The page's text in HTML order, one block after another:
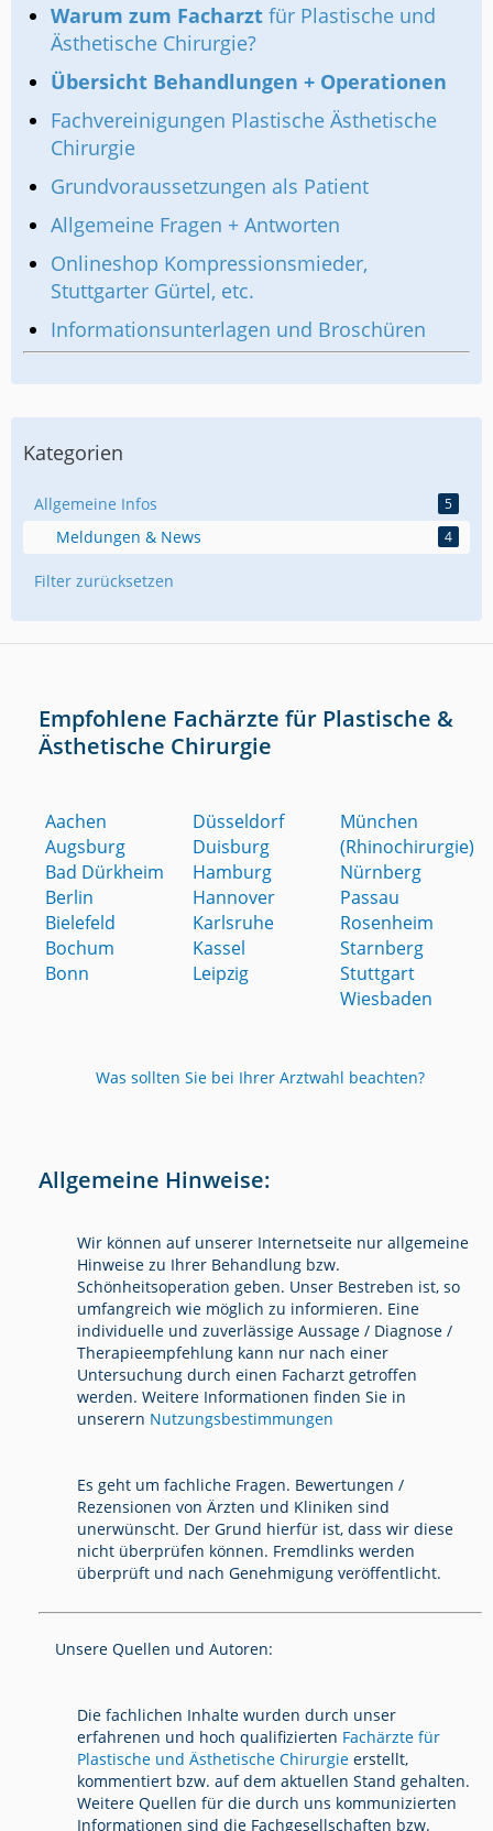
Warum zum Facharzt für Plastische und
Ästhetische Chirurgie?
Übersicht Behandlungen + Operationen
Fachvereinigungen Plastische Ästhetische
Chirurgie
Grundvoraussetzungen als Patient
Allgemeine Fragen + Antworten
Onlineshop Kompressionsmieder,
Stuttgarter Gürtel, etc.
Informationsunterlagen und Broschüren
Kategorien
Allgemeine Infos 5
Meldungen & News 4
Filter zurücksetzen
Empfohlene Fachärzte für Plastische &
Ästhetische Chirurgie
Aachen
Augsburg
Bad Dürkheim
Berlin
Bielefeld
Bochum
Bonn
Düsseldorf
Duisburg
Hamburg
Hannover
Karlsruhe
Kassel
Leipzig
München
(Rhinochirurgie)
Nürnberg
Passau
Rosenheim
Starnberg
Stuttgart
Wiesbaden
Was sollten Sie bei Ihrer Arztwahl beachten?
Allgemeine Hinweise:
Wir können auf unserer Internetseite nur allgemeine
Hinweise zu Ihrer Behandlung bzw.
Schönheitsoperation geben. Unser Bestreben ist, so
umfangreich wie möglich zu informieren. Eine
individuelle und zuverlässige Aussage / Diagnose /
Therapieempfehlung kann nur nach einer
Untersuchung durch einen Facharzt getroffen
werden. Weitere Informationen finden Sie in
unserern Nutzungsbestimmungen
Es geht um fachliche Fragen. Bewertungen /
Rezensionen von Ärzten und Kliniken sind
unerwünscht. Der Grund hierfür ist, dass wir diese
nicht überprüfen können. Fremdlinks werden
überprüft und nach Genehmigung veröffentlicht.
Unsere Quellen und Autoren:
Die fachlichen Inhalte wurden durch unser
erfahrenen und hoch qualifizierten Fachärzte für
Plastische und Ästhetische Chirurgie erstellt,
kommentiert bzw. auf dem aktuellen Stand gehalten.
Weitere Quellen für die durch uns kommunizierten
Informationen sind die Fachgesellschaften bzw.